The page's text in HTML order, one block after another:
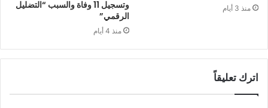
منذ 3 أيام
وتسجيل 11 وفاة والسبب “التضليل
الرقمي”
منذ 4 أيام
اترك تعليقاً